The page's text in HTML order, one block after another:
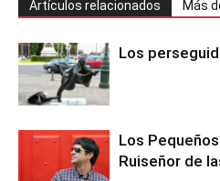
Artículos relacionados Más
Los
Los
Ruiseñor de